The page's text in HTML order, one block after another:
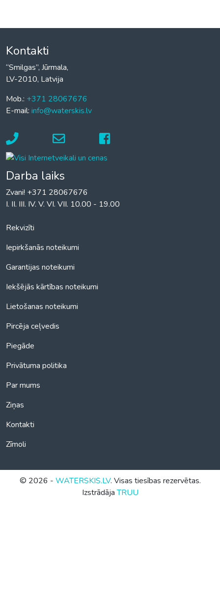
Kontakti
“Smilgas”, Jūrmala,
LV-2010, Latvija
Mob.: +371 28067676
E-mail: info@waterskis.lv
Darba laiks
Zvani! +371 28067676
I. II. III. IV. V. VI. VII. 10.00 - 19.00
Rekvizīti
Iepirkšanās noteikumi
Garantijas noteikumi
Iekšējās kārtības noteikumi
Lietošanas noteikumi
Pircēja ceļvedis
Piegāde
Privātuma politika
Par mums
Ziņas
Kontakti
Zīmoli
© 2026 - WATERSKIS.LV. Visas tiesības rezervētas.
IzstrādājaTRUU